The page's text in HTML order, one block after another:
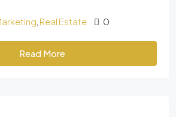
Real Estate 0
Read More